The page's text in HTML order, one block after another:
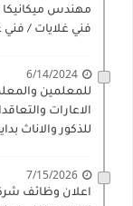
مهندس ميكانيكا
فني غلايات /
6/14/2024
للمعلمين
الاعارات
للذكور والاناث بداية 17-6-
7/15/2026
اعلان وظائف